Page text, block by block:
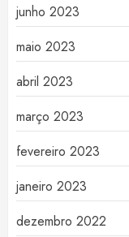
junho 2023
maio 2023
abril 2023
março 2023
fevereiro 2023
janeiro 2023
dezembro 2022